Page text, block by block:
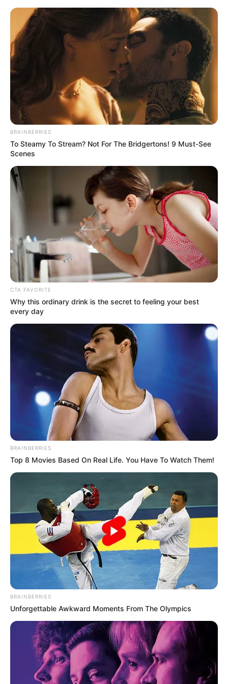
Перейти
вмісту
Groza-news.info
Громада Закарпаття
Юна Марина і Компанія й
молодий Степан Гіга: у мережі
показали концерт 29-річної
давнини на Закарпатті (відео)
ТРА 9, 2026
1997 рік. Село Приборжавське на Іршавщині.
BRAINBERRIES
To Steamy To Stream? Not For The Bridgertons! 9 Must-See
Scenes
CTA FAVORITE
Why this ordinary drink is the secret to feeling your best
every day
BRAINBERRIES
Top 8 Movies Based On Real Life. You Have To Watch Them!
BRAINBERRIES
Unforgettable Awkward Moments From The Olympics